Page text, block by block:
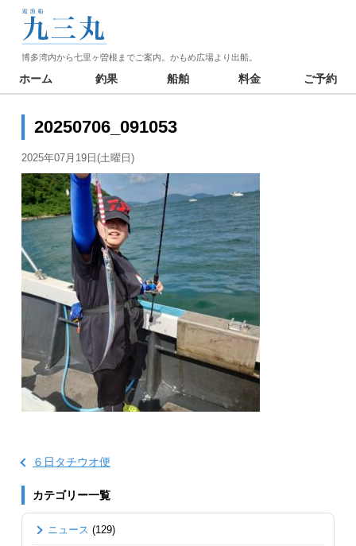
博多湾内から七里ヶ曽根までご案内。かもめ広場より出船。
ホーム 釣果 船舶 料金 ご予約
20250706_091053
2025年07月19日(土曜日)
６日タチウオ便
カテゴリー一覧
ニュース (129)